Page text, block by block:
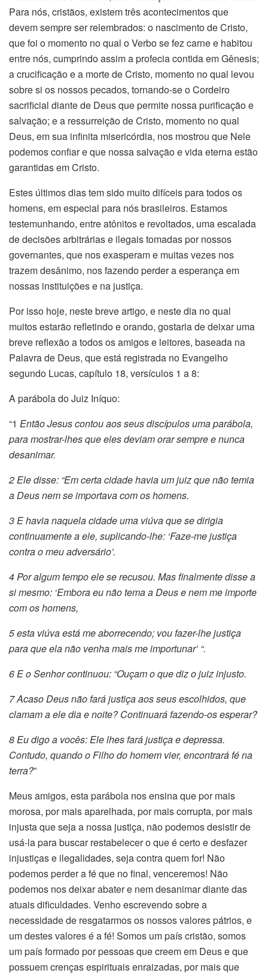
Para nós, cristãos, existem três acontecimentos que
devem sempre ser relembrados: o nascimento de Cristo,
que foi o momento no qual o Verbo se fez carne e habitou
entre nós, cumprindo assim a profecia contida em Gênesis;
a crucificação e a morte de Cristo, momento no qual levou
sobre si os nossos pecados, tornando-se o Cordeiro
sacrificial diante de Deus que permite nossa purificação e
salvação; e a ressurreição de Cristo, momento no qual
Deus, em sua infinita misericórdia, nos mostrou que Nele
podemos confiar e que nossa salvação e vida eterna estão
garantidas em Cristo.
Estes últimos dias tem sido muito difíceis para todos os
homens, em especial para nós brasileiros. Estamos
testemunhando, entre atônitos e revoltados, uma escalada
de decisões arbitrárias e ilegais tomadas por nossos
governantes, que nos exasperam e muitas vezes nos
trazem desânimo, nos fazendo perder a esperança em
nossas instituições e na justiça.
Por isso hoje, neste breve artigo, e neste dia no qual
muitos estarão refletindo e orando, gostaria de deixar uma
breve reflexão a todos os amigos e leitores, baseada na
Palavra de Deus, que está registrada no Evangelho
segundo Lucas, capítulo 18, versículos 1 a 8:
A parábola do Juiz Iníquo:
“1 Então Jesus contou aos seus discípulos uma parábola,
para mostrar-lhes que eles deviam orar sempre e nunca
desanimar.
2 Ele disse: “Em certa cidade havia um juiz que não temia
a Deus nem se importava com os homens.
3 E havia naquela cidade uma viúva que se dirigia
continuamente a ele, suplicando-lhe: ‘Faze-me justiça
contra o meu adversário’.
4 Por algum tempo ele se recusou. Mas finalmente disse a
si mesmo: ‘Embora eu não tema a Deus e nem me importe
com os homens,
5 esta viúva está me aborrecendo; vou fazer-lhe justiça
para que ela não venha mais me importunar’ “.
6 E o Senhor continuou: “Ouçam o que diz o juiz injusto.
7 Acaso Deus não fará justiça aos seus escolhidos, que
clamam a ele dia e noite? Continuará fazendo-os esperar?
8 Eu digo a vocês: Ele lhes fará justiça e depressa.
Contudo, quando o Filho do homem vier, encontrará fé na
terra?”
Meus amigos, esta parábola nos ensina que por mais
morosa, por mais aparelhada, por mais corrupta, por mais
injusta que seja a nossa justiça, não podemos desistir de
usá-la para buscar restabelecer o que é certo e desfazer
injustiças e ilegalidades, seja contra quem for! Não
podemos perder a fé que no final, venceremos! Não
podemos nos deixar abater e nem desanimar diante das
atuais dificuldades. Venho escrevendo sobre a
necessidade de resgatarmos os nossos valores pátrios, e
um destes valores é a fé! Somos um país cristão, somos
um país formado por pessoas que creem em Deus e que
possuem crenças espirituais enraizadas, por mais que